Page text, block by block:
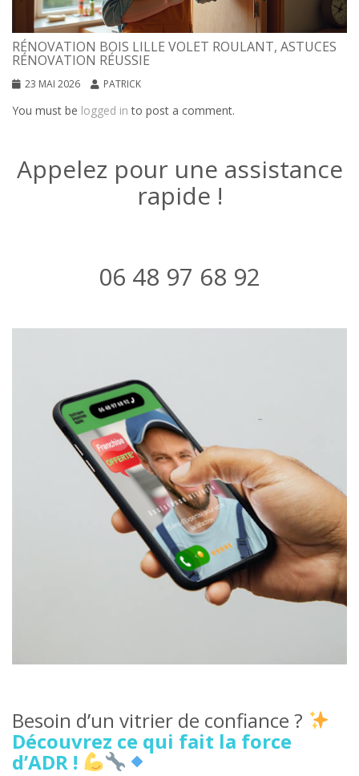
RÉNOVATION BOIS LILLE VOLET ROULANT, ASTUCES
RÉNOVATION RÉUSSIE
23 MAI 2026 PATRICK
You must be logged in to post a comment.
Appelez pour une assistance
rapide !
06 48 97 68 92
Besoin d’un vitrier de confiance ?
Découvrez ce qui fait la force
d’ADR !